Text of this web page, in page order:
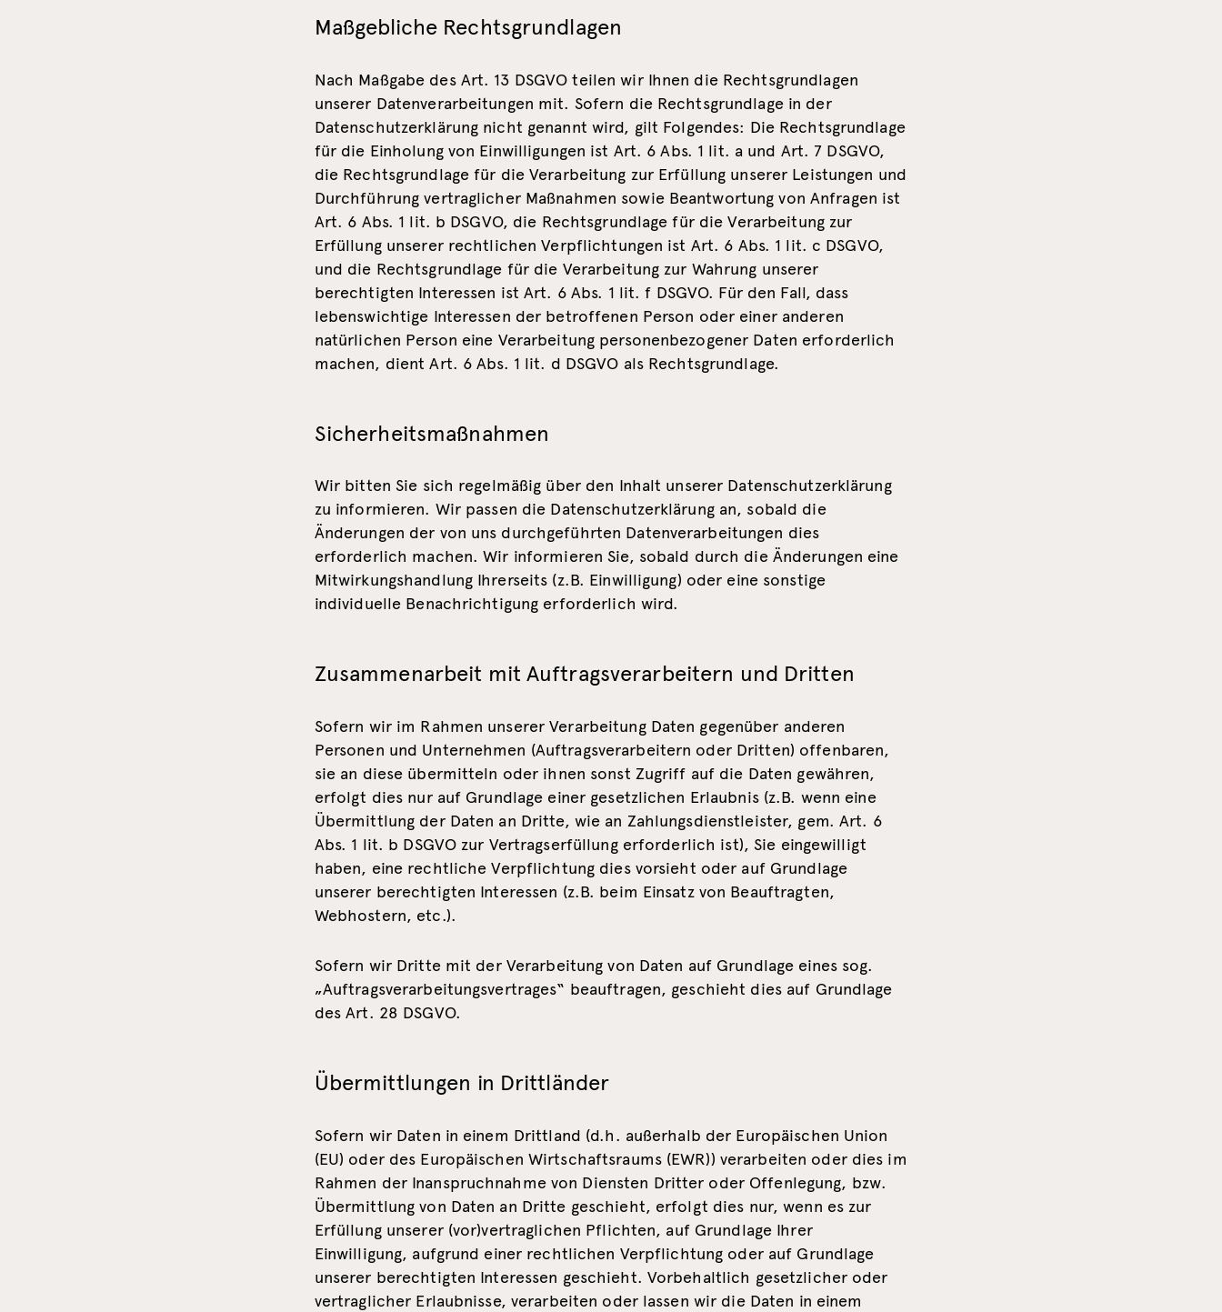
Maßgebliche Rechtsgrundlagen
Nach Maßgabe des Art. 13 DSGVO teilen wir Ihnen die Rechtsgrundlagen
unserer Datenverarbeitungen mit. Sofern die Rechtsgrundlage in der
Datenschutzerklärung nicht genannt wird, gilt Folgendes: Die Rechtsgrundlage
für die Einholung von Einwilligungen ist Art. 6 Abs. 1 lit. a und Art. 7 DSGVO,
die Rechtsgrundlage für die Verarbeitung zur Erfüllung unserer Leistungen und
Durchführung vertraglicher Maßnahmen sowie Beantwortung von Anfragen ist
Art. 6 Abs. 1 lit. b DSGVO, die Rechtsgrundlage für die Verarbeitung zur
Erfüllung unserer rechtlichen Verpflichtungen ist Art. 6 Abs. 1 lit. c DSGVO,
und die Rechtsgrundlage für die Verarbeitung zur Wahrung unserer
berechtigten Interessen ist Art. 6 Abs. 1 lit. f DSGVO. Für den Fall, dass
lebenswichtige Interessen der betroffenen Person oder einer anderen
natürlichen Person eine Verarbeitung personenbezogener Daten erforderlich
machen, dient Art. 6 Abs. 1 lit. d DSGVO als Rechtsgrundlage.
Sicherheitsmaßnahmen
Wir bitten Sie sich regelmäßig über den Inhalt unserer Datenschutzerklärung
zu informieren. Wir passen die Datenschutzerklärung an, sobald die
Änderungen der von uns durchgeführten Datenverarbeitungen dies
erforderlich machen. Wir informieren Sie, sobald durch die Änderungen eine
Mitwirkungshandlung Ihrerseits (z.B. Einwilligung) oder eine sonstige
individuelle Benachrichtigung erforderlich wird.
Zusammenarbeit mit Auftragsverarbeitern und Dritten
Sofern wir im Rahmen unserer Verarbeitung Daten gegenüber anderen
Personen und Unternehmen (Auftragsverarbeitern oder Dritten) offenbaren,
sie an diese übermitteln oder ihnen sonst Zugriff auf die Daten gewähren,
erfolgt dies nur auf Grundlage einer gesetzlichen Erlaubnis (z.B. wenn eine
Übermittlung der Daten an Dritte, wie an Zahlungsdienstleister, gem. Art. 6
Abs. 1 lit. b DSGVO zur Vertragserfüllung erforderlich ist), Sie eingewilligt
haben, eine rechtliche Verpflichtung dies vorsieht oder auf Grundlage
unserer berechtigten Interessen (z.B. beim Einsatz von Beauftragten,
Webhostern, etc.).
Sofern wir Dritte mit der Verarbeitung von Daten auf Grundlage eines sog.
„Auftragsverarbeitungsvertrages“ beauftragen, geschieht dies auf Grundlage
des Art. 28 DSGVO.
Übermittlungen in Drittländer
Sofern wir Daten in einem Drittland (d.h. außerhalb der Europäischen Union
(EU) oder des Europäischen Wirtschaftsraums (EWR)) verarbeiten oder dies im
Rahmen der Inanspruchnahme von Diensten Dritter oder Offenlegung, bzw.
Übermittlung von Daten an Dritte geschieht, erfolgt dies nur, wenn es zur
Erfüllung unserer (vor)vertraglichen Pflichten, auf Grundlage Ihrer
Einwilligung, aufgrund einer rechtlichen Verpflichtung oder auf Grundlage
unserer berechtigten Interessen geschieht. Vorbehaltlich gesetzlicher oder
vertraglicher Erlaubnisse, verarbeiten oder lassen wir die Daten in einem